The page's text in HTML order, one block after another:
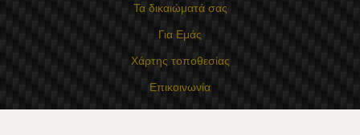
Τα δικαιώματά σας
Για Εμάς
Χάρτης τοποθεσίας
Επικοινωνία